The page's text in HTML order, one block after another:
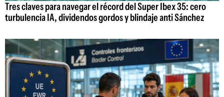
Tres claves para navegar el récord del Super Ibex 35: cero
turbulencia IA, dividendos gordos y blindaje anti Sánchez